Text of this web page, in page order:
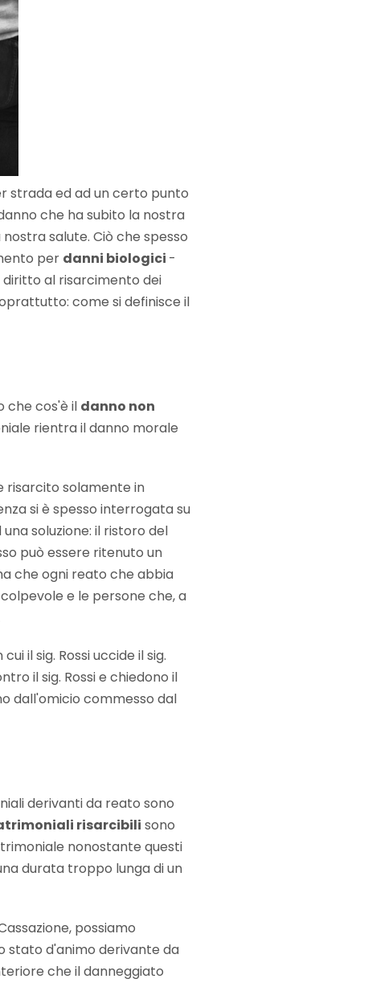
strada ed ad un certo punto
che ha subito la nostra
salute. Ciò che spesso
per danni biologici -
al risarcimento dei
come si definisce il
che cos'è il danno non
rientra il danno morale
risarcito solamente in
si è spesso interrogata su
soluzione: il ristoro del
può essere ritenuto un
che ogni reato che abbia
e le persone che, a
il sig. Rossi uccide il sig.
il sig. Rossi e chiedono il
dall'omicio commesso dal
derivanti da reato sono
risarcibili sono
nonostante questi
durata troppo lunga di un
possiamo
stato d'animo derivante da
che il danneggiato